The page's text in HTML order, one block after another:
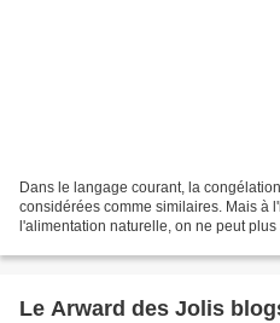
Dans le langage courant, la
considérées comme similaires. Mais à
l'alimentation naturelle, on ne peut
Le Arward des Jolis